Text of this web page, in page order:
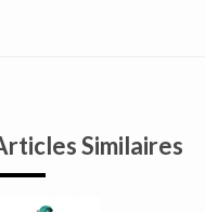
Similaires